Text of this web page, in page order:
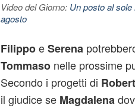
Video del Giorno: Un posto al
agosto
FilippoeSerena
Tommasonelle prossime
Secondo i progetti di
il giudice se Magdalena